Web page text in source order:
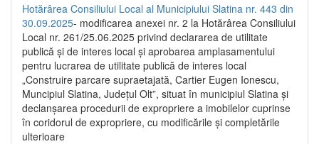
Hotărârea Consiliului Local al Municipiului Slatina nr. 443 din
30.09.2025- modificarea anexei nr. 2 la Hotărârea Consiliului
Local nr. 261/25.06.2025 privind declararea de utilitate
publică şi de interes local şi aprobarea amplasamentului
pentru lucrarea de utilitate publică de interes local
„Construire parcare supraetajată, Cartier Eugen Ionescu,
Muncipiul Slatina, Judeţul Olt”, situat în municipiul Slatina şi
declanşarea procedurii de expropriere a imobilelor cuprinse
în coridorul de expropriere, cu modificările şi completările
ulterioare